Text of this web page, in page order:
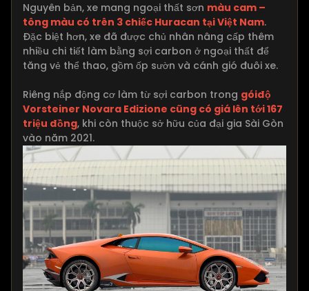
Nguyên bản, xe mang ngoại thất sơn màu cam –
tông màu có trên 3 chiếc Huracan tại Việt Nam.
Đặc biệt hơn, xe đã được chủ nhân nâng cấp thêm
nhiều chi tiết làm bằng sợi carbon ở ngoại thất để
tăng vẻ thể thao, gồm ốp sườn và cánh gió đuôi xe.
Riêng nắp động cơ làm từ sợi carbon trong góiđộ
Vorsteiner Novara Edizione cũng có giá lên tới 167
triệu đồng, khi còn thuộc sở hữu của đại gia Sài Gòn
vào năm 2021.